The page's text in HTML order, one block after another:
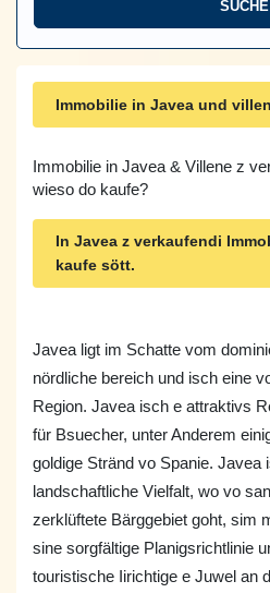
Immobilie in Javea und
Immobilie in Javea & Villene z
wieso do kaufe?
In Javea z verkaufendi
kaufe sött.
Javea ligt im Schatte vom
nördliche bereich und isch eine
Region. Javea isch e attraktivs
für Bsuecher, unter Anderem
goldige Stränd vo Spanie. Javea
landschaftliche Vielfalt, wo vo
zerklüftete Bärggebiet goht, sim
sine sorgfältige Planigsrichtlinie
touristische Iirichtige e Juwel an